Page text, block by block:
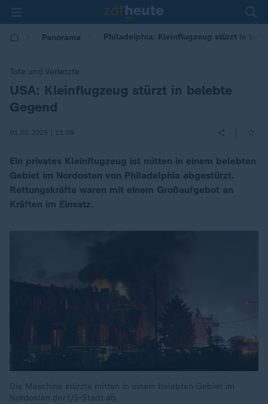
Panorama Philadelphia: Kleinflugzeug stürzt in
Tote und Verletzte
:USA: Kleinflugzeug stürzt in belebte
Gegend
01.02.2025 | 21:09
Ein privates Kleinflugzeug ist mitten in einem belebten
Gebiet im Nordosten von Philadelphia abgestürzt.
Rettungskräfte waren mit einem Großaufgebot an
Kräften im Einsatz.
Die Maschine stürzte mitten in einem belebten Gebiet im
Nordosten der US-Stadt ab.